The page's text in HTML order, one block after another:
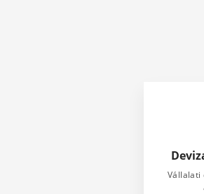
Vállalati